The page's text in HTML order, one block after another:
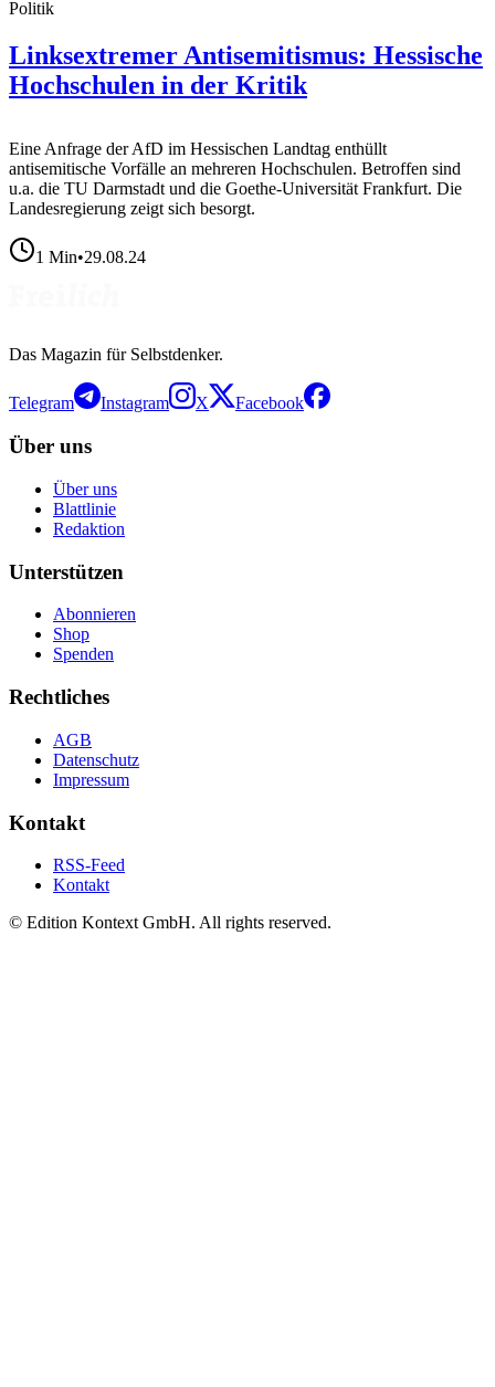
Politik
Linksextremer Antisemitismus: Hessische
Hochschulen in der Kritik
Eine Anfrage der AfD im Hessischen Landtag enthüllt
antisemitische Vorfälle an mehreren Hochschulen. Betroffen sind
u.a. die TU Darmstadt und die Goethe-Universität Frankfurt. Die
Landesregierung zeigt sich besorgt.
1 Min•29.08.24
Das Magazin für Selbstdenker.
Telegram Instagram X Facebook
Über uns
Über uns
Blattlinie
Redaktion
Unterstützen
Abonnieren
Shop
Spenden
Rechtliches
AGB
Datenschutz
Impressum
Kontakt
RSS-Feed
Kontakt
© Edition Kontext GmbH. All rights reserved.